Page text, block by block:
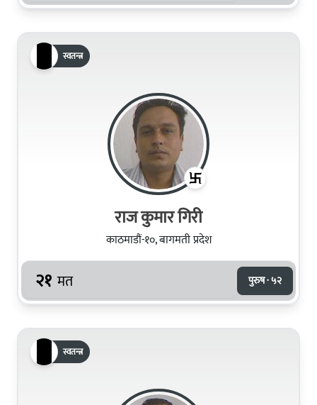
स्वतन्त्र
राज कुमार गिरी
काठमाडौं-१०, बागमती प्रदेश
२१ मत पुरुष · ५२
स्वतन्त्र